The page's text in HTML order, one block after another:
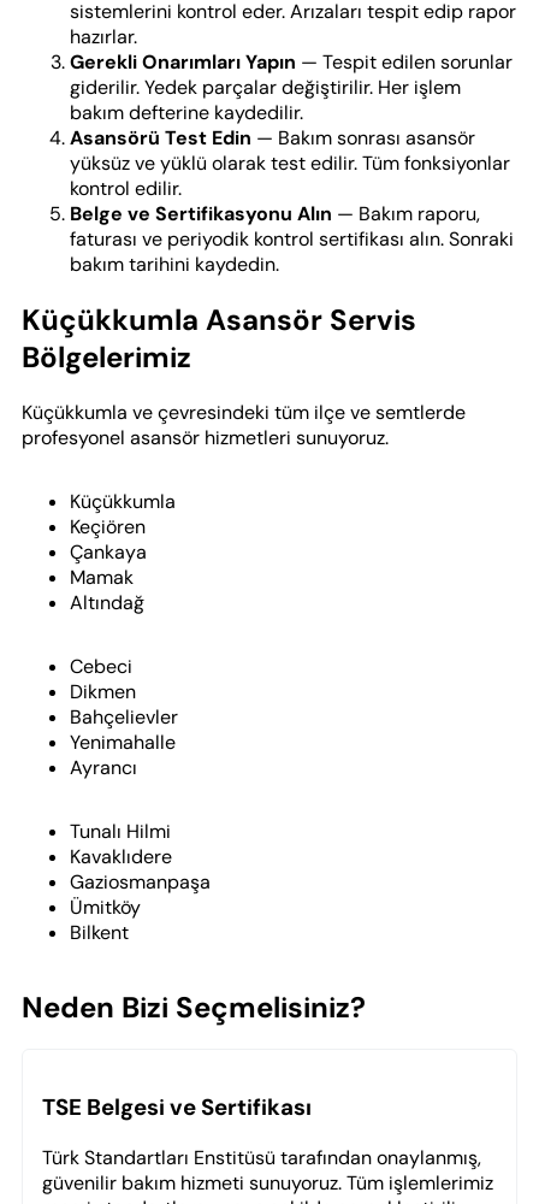
sistemlerini kontrol eder. Arızaları tespit edip rapor
hazırlar.
Gerekli Onarımları Yapın — Tespit edilen sorunlar
giderilir. Yedek parçalar değiştirilir. Her işlem
bakım defterine kaydedilir.
Asansörü Test Edin — Bakım sonrası asansör
yüksüz ve yüklü olarak test edilir. Tüm fonksiyonlar
kontrol edilir.
Belge ve Sertifikasyonu Alın — Bakım raporu,
faturası ve periyodik kontrol sertifikası alın. Sonraki
bakım tarihini kaydedin.
Küçükkumla Asansör Servis
Bölgelerimiz
Küçükkumla ve çevresindeki tüm ilçe ve semtlerde
profesyonel asansör hizmetleri sunuyoruz.
Küçükkumla
Keçiören
Çankaya
Mamak
Altındağ
Cebeci
Dikmen
Bahçelievler
Yenimahalle
Ayrancı
Tunalı Hilmi
Kavaklıdere
Gaziosmanpaşa
Ümitköy
Bilkent
Neden Bizi Seçmelisiniz?
TSE Belgesi ve Sertifikası
Türk Standartları Enstitüsü tarafından onaylanmış,
güvenilir bakım hizmeti sunuyoruz. Tüm işlemlerimiz